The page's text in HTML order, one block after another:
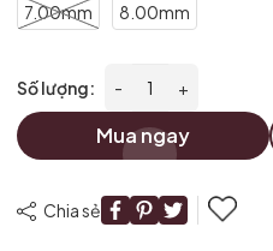
7.00mm 8.00mm
Số lượng: - +
Mua ngay
Chia sẻ